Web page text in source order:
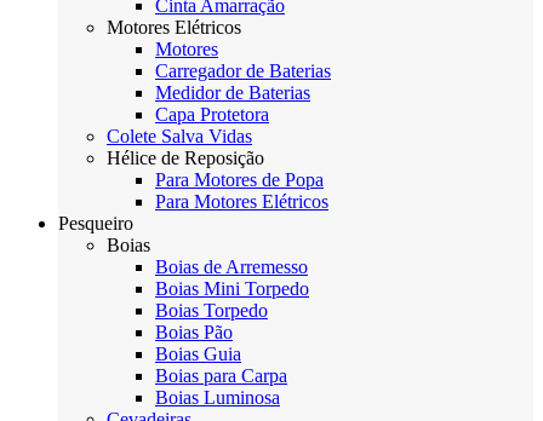
Cinta Amarração
Motores Elétricos
Motores
Carregador de Baterias
Medidor de Baterias
Capa Protetora
Colete Salva Vidas
Hélice de Reposição
Para Motores de Popa
Para Motores Elétricos
Pesqueiro
Boias
Boias de Arremesso
Boias Mini Torpedo
Boias Torpedo
Boias Pão
Boias Guia
Boias para Carpa
Boias Luminosa